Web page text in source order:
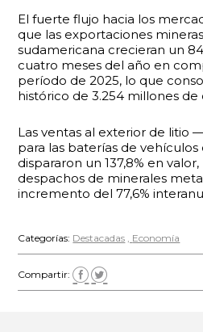
El fuerte flujo hacia los
que las exportaciones
sudamericana crecieran un
cuatro meses del año en
período de 2025, lo que
histórico de 3.254 millones de
Las ventas al exterior de litio
para las baterías de
dispararon un 137,8% en
despachos de minerales
incremento del 77,6%
Categorías: Destacadas Economía
Compartir: